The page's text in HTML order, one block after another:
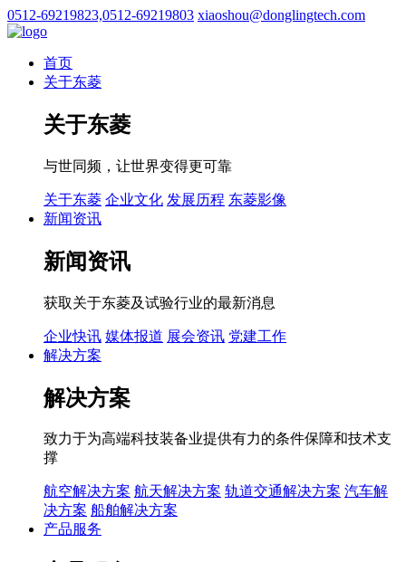
0512-69219823,0512-69219803 xiaoshou@donglingtech.com
首页
关于东菱
关于东菱
与世同频，让世界变得更可靠
关于东菱 企业文化 发展历程 东菱影像
新闻资讯
新闻资讯
获取关于东菱及试验行业的最新消息
企业快讯 媒体报道 展会资讯 党建工作
解决方案
解决方案
致力于为高端科技装备业提供有力的条件保障和技术支
撑
航空解决方案 航天解决方案 轨道交通解决方案 汽车解
决方案 船舶解决方案
产品服务